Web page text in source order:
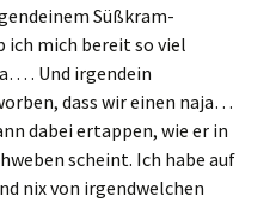
Süßkram-
ich mich bereit so viel
. Und irgendein
dass wir einen naja…
dabei ertappen, wie er in
scheint. Ich habe auf
nix von irgendwelchen